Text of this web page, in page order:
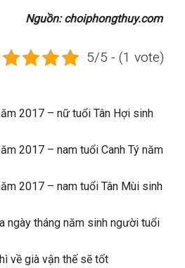
Nguồn: choiphongthuy.com
5/5 - (1 vote)
2017 – nữ tuổi Tân Hợi sinh
2017 – nam tuổi Canh Tý năm
2017 – nam tuổi Tân Mùi sinh
ngày tháng năm sinh người tuổi
về già vận thế sẽ tốt